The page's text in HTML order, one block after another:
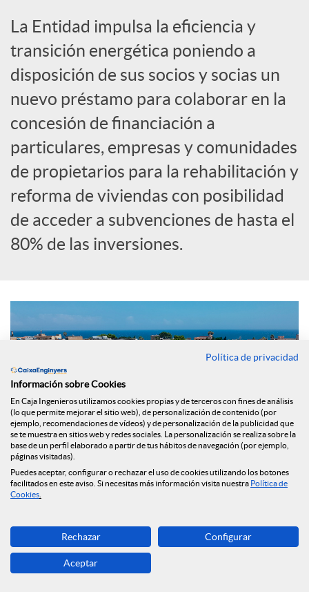
c
i
a
l
e
s
La Entidad impulsa la eficiencia y
transición energética poniendo a
disposición de sus socios y socias un
nuevo préstamo para colaborar en la
concesión de financiación a
particulares, empresas y comunidades
de propietarios para la rehabilitación y
reforma de viviendas con posibilidad
de acceder a subvenciones de hasta el
80% de las inversiones.
ambiente, elGrupo Caja de Ingenieros ha reforzado su
cartera de productos con el lanzamiento del nuevo
Préstamo ECO Rehabilita,
que estará disponible para sus
socios y socias, con el objetivo de colaborar en la concesión
Política de privacidad
Información sobre Cookies
En Caja Ingenieros utilizamos cookies propias y de terceros con fines de análisis
(lo que permite mejorar el sitio web), de personalización de contenido (por
ejemplo, recomendaciones de vídeos) y de personalización de la publicidad que
se te muestra en sitios web y redes sociales. La personalización se realiza sobre la
base de un perfil elaborado a partir de tus hábitos de navegación (por ejemplo,
páginas visitadas).
Puedes aceptar, configurar o rechazar el uso de cookies utilizando los botones
facilitados en este aviso. Si necesitas más información visita nuestra Política de
Cookies
Rechazar Configurar
Aceptar